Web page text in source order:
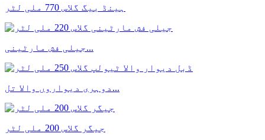
ہینڈ بیگ گلاس 770 ملی لٹر
جیلی فش مارٹینی...
دوہری دیواروں والا تل...
جیگر گلاس 200 ملی لٹر